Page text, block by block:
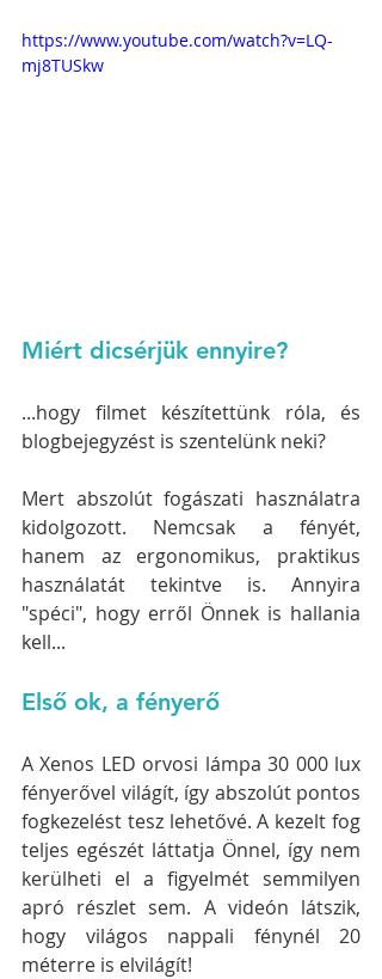
https://www.youtube.com/watch?v=LQ-
mj8TUSkw
Miért dicsérjük ennyire?
...hogy filmet készítettünk róla, és
blogbejegyzést is szentelünk neki?
Mert abszolút fogászati használatra
kidolgozott. Nemcsak a fényét,
hanem az ergonomikus, praktikus
használatát tekintve is. Annyira
"spéci", hogy erről Önnek is hallania
kell...
Első ok, a fényerő
A Xenos LED orvosi lámpa 30 000 lux
fényerővel világít, így abszolút pontos
fogkezelést tesz lehetővé. A kezelt fog
teljes egészét láttatja Önnel, így nem
kerülheti el a figyelmét semmilyen
apró részlet sem. A videón látszik,
hogy világos nappali fénynél 20
méterre is elvilágít!